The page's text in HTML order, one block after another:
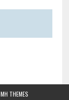
MH THEMES